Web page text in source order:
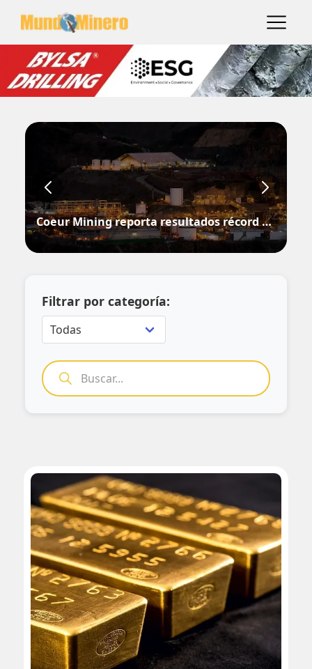
Coeur Mining reporta resultados récord en el segundo trimestre de 2026
Filtrar por categoría: